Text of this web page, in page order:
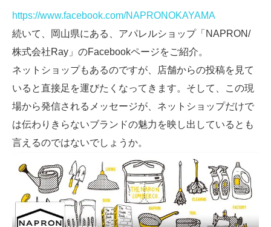
https://www.facebook.com/NAPRONOKAYAMA
続いて、岡山県にある、アパレルショップ「NAPRON/
株式会社Ray」のFacebookページをご紹介。
ネットショップもあるのですが、店舗からの投稿を見て
いると直接足を運びたくなってきます。そして、この現
場から発信されるメッセージが、ネットショップだけで
は伝わりきらないブランドの魅力を映し出しているとも
言えるのではないでしょうか。